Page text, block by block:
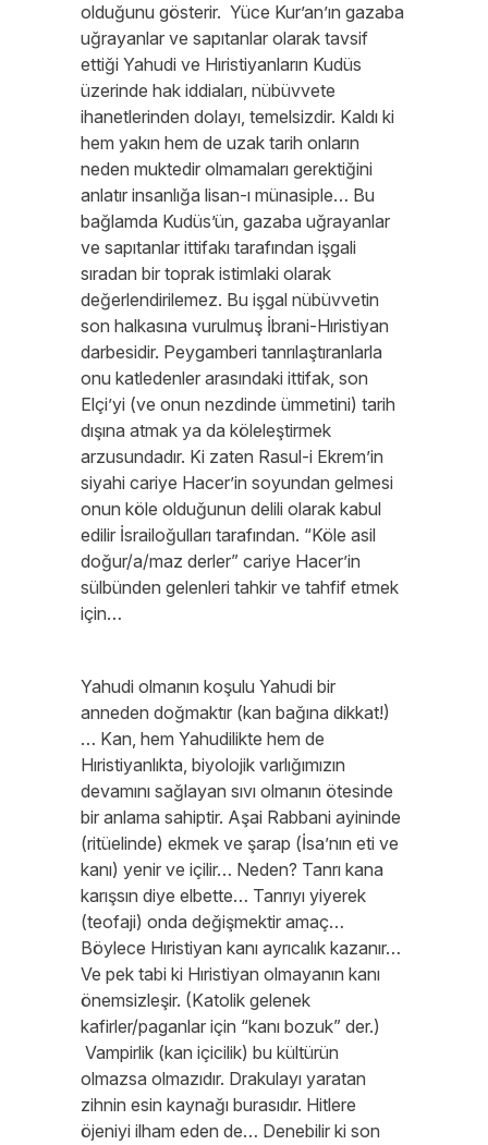
olduğunu gösterir. Yüce Kur’an’ın gazaba
uğrayanlar ve sapıtanlar olarak tavsif
ettiği Yahudi ve Hıristiyanların Kudüs
üzerinde hak iddiaları, nübüvvete
ihanetlerinden dolayı, temelsizdir. Kaldı ki
hem yakın hem de uzak tarih onların
neden muktedir olmamaları gerektiğini
anlatır insanlığa lisan-ı münasiple… Bu
bağlamda Kudüs’ün, gazaba uğrayanlar
ve sapıtanlar ittifakı tarafından işgali
sıradan bir toprak istimlaki olarak
değerlendirilemez. Bu işgal nübüvvetin
son halkasına vurulmuş İbrani-Hıristiyan
darbesidir. Peygamberi tanrılaştıranlarla
onu katledenler arasındaki ittifak, son
Elçi’yi (ve onun nezdinde ümmetini) tarih
dışına atmak ya da köleleştirmek
arzusundadır. Ki zaten Rasul-i Ekrem’in
siyahi cariye Hacer’in soyundan gelmesi
onun köle olduğunun delili olarak kabul
edilir İsrailoğulları tarafından. “Köle asil
doğur/a/maz derler” cariye Hacer’in
sülbünden gelenleri tahkir ve tahfif etmek
için…
Yahudi olmanın koşulu Yahudi bir
anneden doğmaktır (kan bağına dikkat!)
… Kan, hem Yahudilikte hem de
Hıristiyanlıkta, biyolojik varlığımızın
devamını sağlayan sıvı olmanın ötesinde
bir anlama sahiptir. Aşai Rabbani ayininde
(ritüelinde) ekmek ve şarap (İsa’nın eti ve
kanı) yenir ve içilir… Neden? Tanrı kana
karışsın diye elbette… Tanrıyı yiyerek
(teofaji) onda değişmektir amaç…
Böylece Hıristiyan kanı ayrıcalık kazanır…
Ve pek tabi ki Hıristiyan olmayanın kanı
önemsizleşir. (Katolik gelenek
kafirler/paganlar için “kanı bozuk” der.)
Vampirlik (kan içicilik) bu kültürün
olmazsa olmazıdır. Drakulayı yaratan
zihnin esin kaynağı burasıdır. Hitlere
öjeniyi ilham eden de… Denebilir ki son